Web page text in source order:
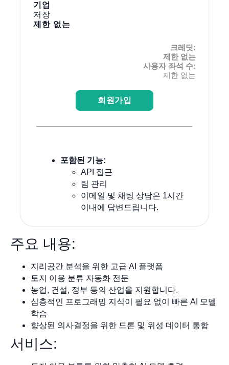
기업
저장
제한 없는
크레딧:
제한 없는
사용자 좌석 수:
제한 없는
회원가입
포함된 기능:
API 접근
팀 관리
이메일 및 채팅 상담은 1시간
이내에 답변드립니다.
주요 내용:
지리공간 분석을 위한 고급 AI 플랫폼
토지 이용 분류 자동화 전문
농업, 건설, 정부 등의 산업을 지원합니다.
심층적인 프로그래밍 지식이 필요 없이 빠른 AI 모델
학습
향상된 의사결정을 위한 드론 및 위성 데이터 통합
서비스: